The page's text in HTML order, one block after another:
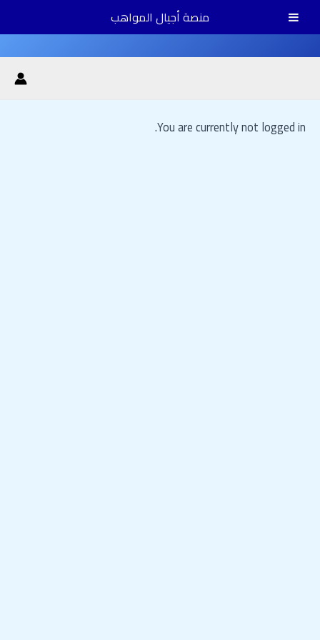
منصة أجيال المواهب
تخطي
Main
You are currently not logged in.